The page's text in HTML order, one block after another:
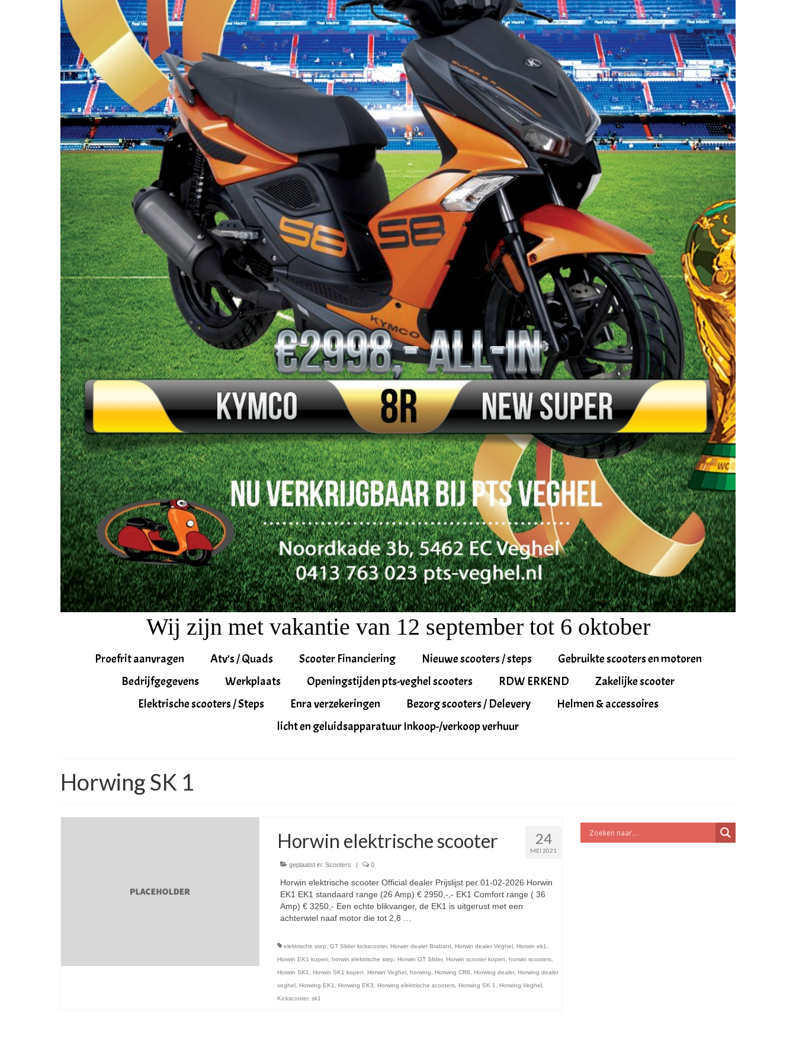
Wij zijn met vakantie van 12 september tot 6 oktober
Proefrit aanvragen Atv’s / Quads Scooter Financiering Nieuwe scooters / steps
Gebruikte scooters en motoren
Bedrijfgegevens
Werkplaats Openingstijden pts-veghel scooters RDW ERKEND
Zakelijke scooter
Elektrische scooters / Steps
Enra verzekeringen Bezorg scooters / Delevery
Helmen & accessoires
licht en geluidsapparatuur Inkoop-/verkoop verhuur
Horwing SK 1
24
MEI 2021
Horwin elektrische scooter
geplaatst in: Scooters 0
Horwin elektrische scooter Official dealer Prijslijst per 01-02-2026 Horwin
EK1 EK1 standaard range (26 Amp) € 2950,-,- EK1 Comfort range ( 36
Amp) € 3250,- Een echte blikvanger, de EK1 is uitgerust met een
achterwiel naaf motor die tot 2,8 …
elektrische step, GT Slider kickscooter, Horwin dealer Brabant, Horwin dealer Veghel, Horwin ek1,
Horwin EK1 kopen, horwin elektrische step, Horwin GT Slider, Horwin scooter kopen, horwin scooters,
Horwin SK1, Horwin SK1 kopen, Horwin Veghel, horwing, Horwing CR6, Horwing dealer, Horwing dealer
veghel, Horwing EK1, Horwing EK3, Horwing elektrische scooters, Horwing SK 1, Horwing Veghel,
Kickscooter, sk1